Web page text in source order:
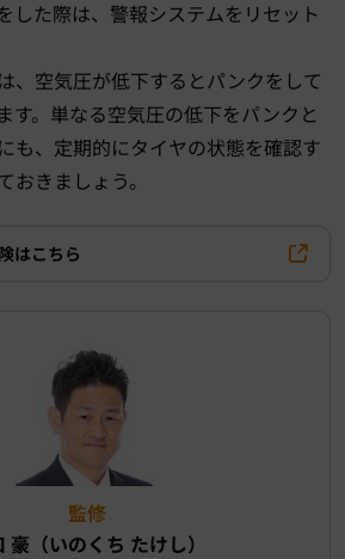
した際は、警報システムをリセット
、空気圧が低下するとパンクをして
す。単なる空気圧の低下をパンクと
も、定期的にタイヤの状態を確認す
おきましょう。
はこちら
監修
豪（いのくち たけし）